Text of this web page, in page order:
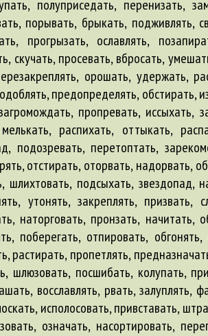
полуприседать, перенизать,
порывать, брыкать, подживлять,
прогрызать, ославлять,
скучать, просевать, вбросать,
орошать, удержать,
предопределять, обстирать,
пропревать, иссыхать,
распихать, оттыкать,
подозревать, перетоптать,
отстирать, оторвать, надорвать,
подсыхать, звездопад,
утонять, закреплять, призвать,
наторговать, пронзать,
поберегать, отпировать,
пропетлять,
посшибать, колупать,
восславлять, рвать, залуплять,
исполосовать, привставать,
означать, насортировать,